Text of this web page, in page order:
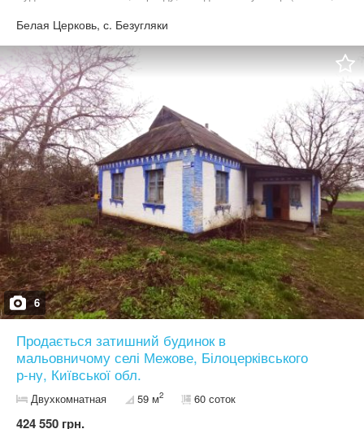
для постійного проживання так і для дачі. В подвір’ї криниця,
підсобні приміщення, сарай , літня кухня з газом , наявний погріб
для зберігання продуктів, земельна ділянка 25 соток. Остаточна
ціна буде обговорюватися з реальним покупцем! Запрошуємо до
співпраці власників нерухомості. Допоможемо продати чи здати
Ваш об'єкт нерухомості максимально швидко та по вигідній
ринковій ціні! Надаємо безкоштовну юридичну консультацію
власникам нерухомості та клієнтам. Звернувшись в Агенцію
Нерухомості клієнт гарантовано отримає повний спектр послуг.
Телефонуйте, є багато інших варіантів, чекаємо на зустріч !
Белая Церковь, с. Безугляки
6
Продається затишний будинок в
мальовничому селі Межове, Білоцерківського
р-ну, Київської обл.
Двухкомнатная 59 м2 60 соток
424 550 грн.